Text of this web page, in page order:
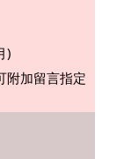
)
附加留言指定